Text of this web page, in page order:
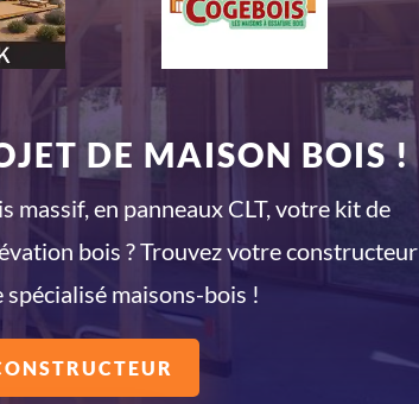
DE MAISON BOIS !
massif, en panneaux CLT, votre kit de
bois ? Trouvez votre constructeur
maisons-bois !